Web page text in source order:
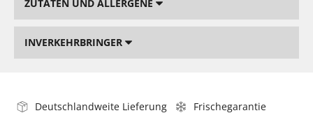
ZUTATEN UND ALLERGENE
INVERKEHRBRINGER
Deutschlandweite Lieferung
Frischegarantie